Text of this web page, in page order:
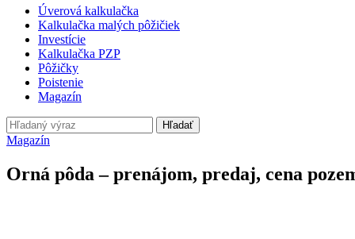
Úverová kalkulačka
Kalkulačka malých pôžičiek
Investície
Kalkulačka PZP
Pôžičky
Poistenie
Magazín
Hľadať
Magazín
Orná pôda – prenájom, predaj, cena